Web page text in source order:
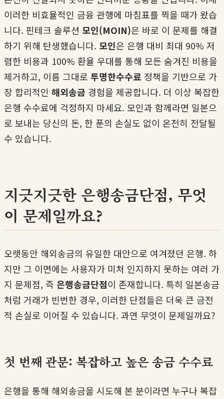
이러한 비효율적인 금융 관행에 마침표를 찍을 때가 왔습
니다. 핀테크 솔루션 모인(MOIN)은 바로 이 문제를 해결
하기 위해 탄생했습니다. 모인은 은행 대비 최대 90% 저
렴한 비용과 100% 환율 우대를 통해 모든 숨겨진 비용을
제거하고, 이름 그대로 투명한수수료 정책을 기반으로 가
장 합리적인 해외송금 경험을 제공합니다. 더 이상 복잡한
은행 수수료에 걱정하지 마세요. 모인과 함께라면 일본으
로 보내는 당신의 돈, 한 푼의 손실도 없이 온전히 전달될
수 있습니다.
지긋지긋한 은행송금단점, 무엇
이 문제일까요?
오랫동안 해외송금의 유일한 대안으로 여겨졌던 은행. 하
지만 그 이면에는 사용자가 미처 인지하지 못하는 여러 가
지 문제점, 즉 은행송금단점이 존재합니다. 특히 일본송금
처럼 거래가 빈번한 경우, 이러한 단점들은 더욱 큰 금전
적 손실로 이어질 수 있습니다. 과연 무엇이 문제일까요?
첫 번째 관문: 복잡하고 높은 송금 수수료
은행을 통해 해외송금을 시도해 본 분이라면 누구나 복잡